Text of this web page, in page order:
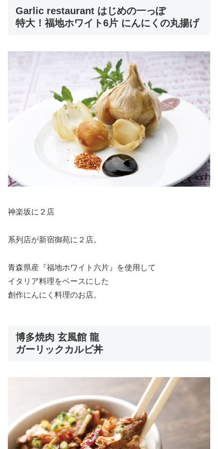
Garlic restaurant はじめの一っぽ
特大！福地ホワイト6片 にんにくの丸揚げ
神楽坂に２店
系列店が新宿御苑に２店。
青森県産『福地ホワイト六片』を使用して
イタリア料理をベースにした
創作にんにく料理のお店。
博多焼肉 玄風館 龍
ガーリックカルビ丼